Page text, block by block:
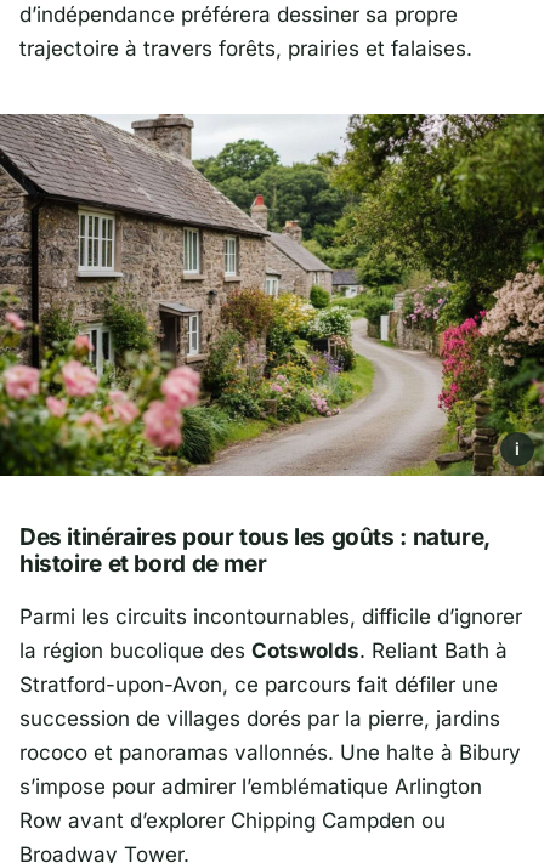
d’indépendance préférera dessiner sa propre
trajectoire à travers forêts, prairies et falaises.
i
Des itinéraires pour tous les goûts : nature,
histoire et bord de mer
Parmi les circuits incontournables, difficile d’ignorer
la région bucolique des Cotswolds. Reliant Bath à
Stratford-upon-Avon, ce parcours fait défiler une
succession de villages dorés par la pierre, jardins
rococo et panoramas vallonnés. Une halte à Bibury
s’impose pour admirer l’emblématique Arlington
Row avant d’explorer Chipping Campden ou
Broadway Tower.